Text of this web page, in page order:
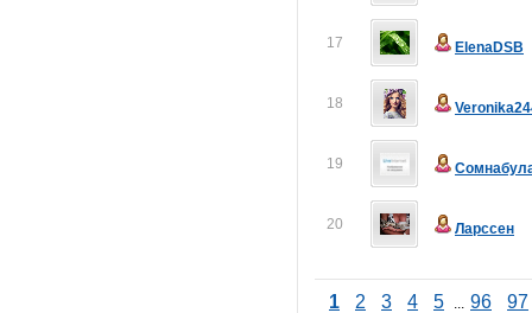
17 ElenaDSB
18
19
20 Ларссен
1 2 3 4 5 ... 96 97